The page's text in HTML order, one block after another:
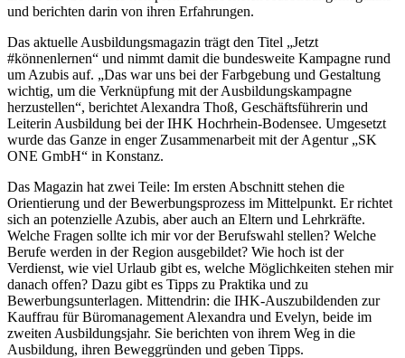
und berichten darin von ihren Erfahrungen.
Das aktuelle Ausbildungsmagazin trägt den Titel „Jetzt
#könnenlernen“ und nimmt damit die bundesweite Kampagne rund
um Azubis auf. „Das war uns bei der Farbgebung und Gestaltung
wichtig, um die Verknüpfung mit der Ausbildungskampagne
herzustellen“, berichtet Alexandra Thoß, Geschäftsführerin und
Leiterin Ausbildung bei der IHK Hochrhein-Bodensee. Umgesetzt
wurde das Ganze in enger Zusammenarbeit mit der Agentur „SK
ONE GmbH“ in Konstanz.
Das Magazin hat zwei Teile: Im ersten Abschnitt stehen die
Orientierung und der Bewerbungsprozess im Mittelpunkt. Er richtet
sich an potenzielle Azubis, aber auch an Eltern und Lehrkräfte.
Welche Fragen sollte ich mir vor der Berufswahl stellen? Welche
Berufe werden in der Region ausgebildet? Wie hoch ist der
Verdienst, wie viel Urlaub gibt es, welche Möglichkeiten stehen mir
danach offen? Dazu gibt es Tipps zu Praktika und zu
Bewerbungsunterlagen. Mittendrin: die IHK-Auszubildenden zur
Kauffrau für Büromanagement Alexandra und Evelyn, beide im
zweiten Ausbildungsjahr. Sie berichten von ihrem Weg in die
Ausbildung, ihren Beweggründen und geben Tipps.